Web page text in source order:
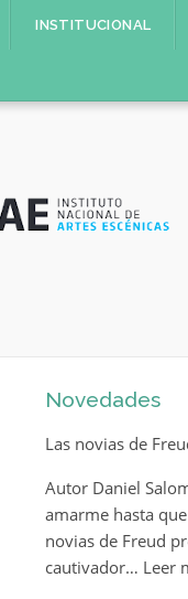
INSTITUCIONAL
Novedades
Las novias de
Autor Daniel
amarme hasta
novias de Freud
cautivador… Leer